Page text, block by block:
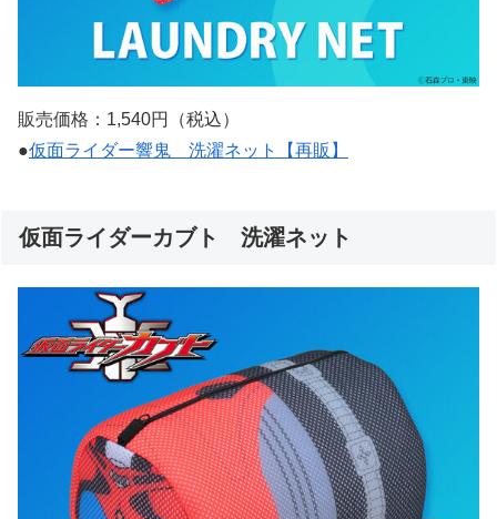
販売価格：1,540円（税込）
●仮面ライダー響鬼 洗濯ネット【再販】
仮面ライダーカブト 洗濯ネット